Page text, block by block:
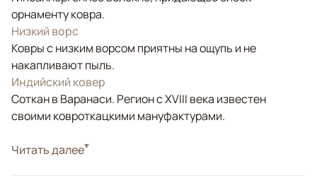
орнаменту ковра.
Низкий ворс
Ковры с низким ворсом приятны на ощупь и не
накапливают пыль.
Индийский ковер
Соткан в Варанаси. Регион с XVIII века известен
своими ковроткацкими мануфактурами.
СтильСовременные
Читать далее